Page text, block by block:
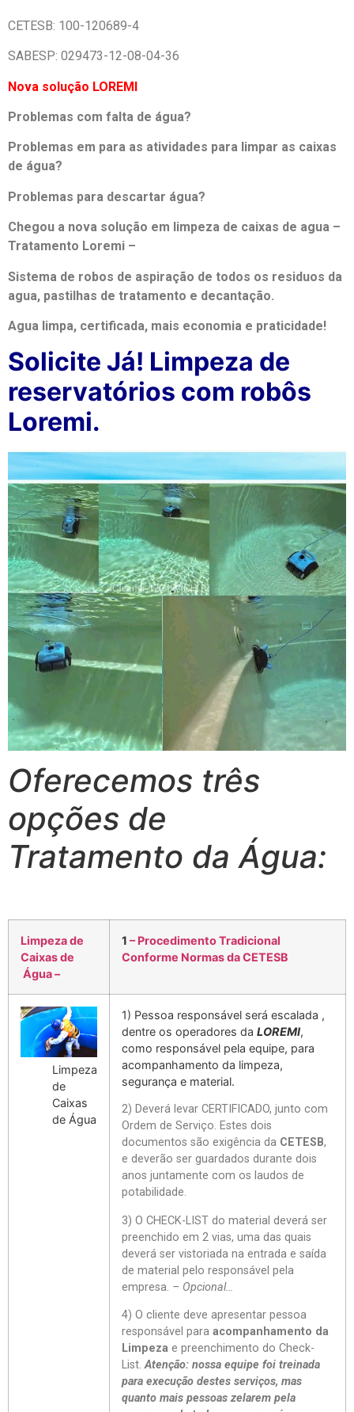
CETESB: 100-120689-4
SABESP: 029473-12-08-04-36
Nova solução LOREMI
Problemas com falta de água?
Problemas em para as atividades para limpar as caixas
de água?
Problemas para descartar água?
Chegou a nova solução em limpeza de caixas de agua –
Tratamento Loremi –
Sistema de robos de aspiração de todos os residuos da
agua, pastilhas de tratamento e decantação.
Agua limpa, certificada, mais economia e praticidade!
Solicite Já! Limpeza de
reservatórios com robôs
Loremi.
Oferecemos três
opções de
Tratamento da Água:
Limpeza de
Caixas de
Água –
1 – Procedimento Tradicional
Conforme Normas da CETESB
Limpeza
de
Caixas
de Água
1) Pessoa responsável será escalada ,
dentre os operadores da LOREMI,
como responsável pela equipe, para
acompanhamento da limpeza,
segurança e material.
2) Deverá levar CERTIFICADO, junto com
Ordem de Serviço. Estes dois
documentos são exigência da CETESB,
e deverão ser guardados durante dois
anos juntamente com os laudos de
potabilidade.
3) O CHECK-LIST do material deverá ser
preenchido em 2 vias, uma das quais
deverá ser vistoriada na entrada e saída
de material pelo responsável pela
empresa. – Opcional…
4) O cliente deve apresentar pessoa
responsável para acompanhamento da
Limpeza e preenchimento do Check-
List.Atenção: nossa equipe foi treinada
para execução destes serviços, mas
quanto mais pessoas zelarem pela